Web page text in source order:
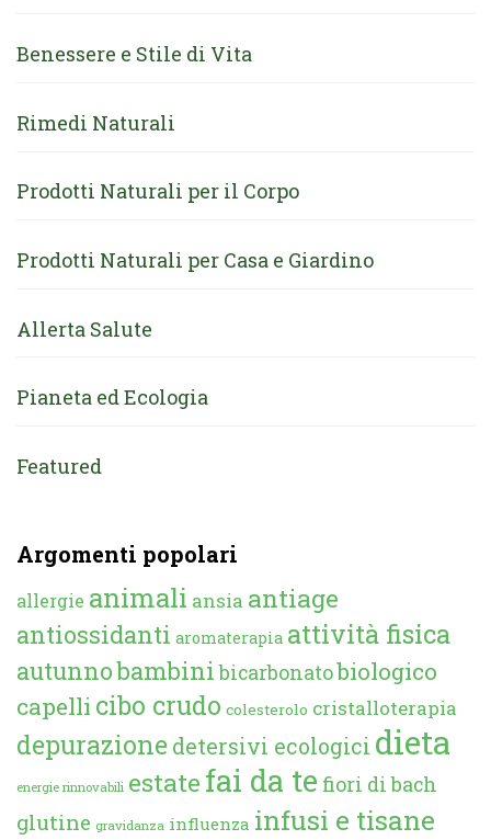
Benessere e Stile di Vita
Rimedi Naturali
Prodotti Naturali per il Corpo
Prodotti Naturali per Casa e Giardino
Allerta Salute
Pianeta ed Ecologia
Featured
Argomenti popolari
allergie animali ansia antiage
antiossidanti aromaterapia attività fisica
autunnobambini bicarbonatobiologico
capelli cibo crudo colesterolo cristalloterapia
depurazione detersivi ecologici dieta
energie rinnovabili estate fai da te fiori di bach
glutine gravidanza influenza infusi e tisane